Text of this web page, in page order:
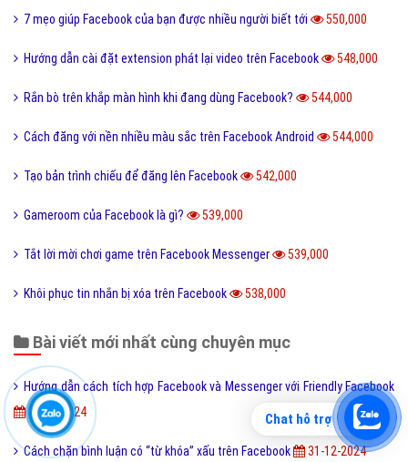
7 mẹo giúp Facebook của bạn được nhiều người biết tới 550,000
Hướng dẫn cài đặt extension phát lại video trên Facebook 548,000
Rắn bò trên khắp màn hình khi đang dùng Facebook? 544,000
Cách đăng với nền nhiều màu sắc trên Facebook Android 544,000
Tạo bản trình chiếu để đăng lên Facebook 542,000
Gameroom của Facebook là gì? 539,000
Tắt lời mời chơi game trên Facebook Messenger 539,000
Khôi phục tin nhắn bị xóa trên Facebook 538,000
Bài viết mới nhất cùng chuyên mục
Hướng dẫn cách tích hợp Facebook và Messenger với Friendly Facebook
31-12-2024
Cách chặn bình luận có “từ khóa” xấu trên Facebook 31-12-2024
Chat hỗ trợ